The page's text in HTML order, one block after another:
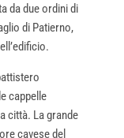
da due ordini di
di Patierno,
cappelle
città. La grande
cavese del